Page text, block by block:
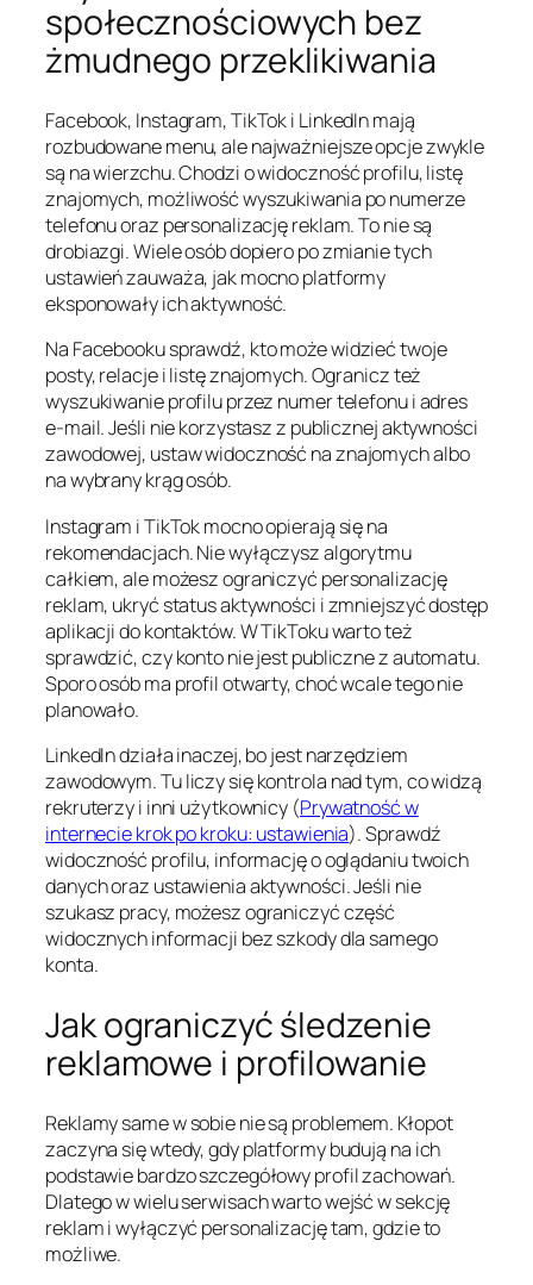
społecznościowych bez
żmudnego przeklikiwania
Facebook, Instagram, TikTok i LinkedIn mają
rozbudowane menu, ale najważniejsze opcje zwykle
są na wierzchu. Chodzi o widoczność profilu, listę
znajomych, możliwość wyszukiwania po numerze
telefonu oraz personalizację reklam. To nie są
drobiazgi. Wiele osób dopiero po zmianie tych
ustawień zauważa, jak mocno platformy
eksponowały ich aktywność.
Na Facebooku sprawdź, kto może widzieć twoje
posty, relacje i listę znajomych. Ogranicz też
wyszukiwanie profilu przez numer telefonu i adres
e-mail. Jeśli nie korzystasz z publicznej aktywności
zawodowej, ustaw widoczność na znajomych albo
na wybrany krąg osób.
Instagram i TikTok mocno opierają się na
rekomendacjach. Nie wyłączysz algorytmu
całkiem, ale możesz ograniczyć personalizację
reklam, ukryć status aktywności i zmniejszyć dostęp
aplikacji do kontaktów. W TikToku warto też
sprawdzić, czy konto nie jest publiczne z automatu.
Sporo osób ma profil otwarty, choć wcale tego nie
planowało.
LinkedIn działa inaczej, bo jest narzędziem
zawodowym. Tu liczy się kontrola nad tym, co widzą
rekruterzy i inni użytkownicy (Prywatność w
internecie krok po kroku: ustawienia). Sprawdź
widoczność profilu, informację o oglądaniu twoich
danych oraz ustawienia aktywności. Jeśli nie
szukasz pracy, możesz ograniczyć część
widocznych informacji bez szkody dla samego
konta.
Jak ograniczyć śledzenie
reklamowe i profilowanie
Reklamy same w sobie nie są problemem. Kłopot
zaczyna się wtedy, gdy platformy budują na ich
podstawie bardzo szczegółowy profil zachowań.
Dlatego w wielu serwisach warto wejść w sekcję
reklam i wyłączyć personalizację tam, gdzie to
możliwe.